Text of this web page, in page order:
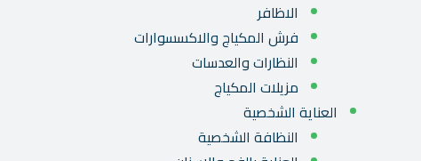
الاظافر
فرش المكياج والاكسسوارات
النظارات والعدسات
مزيلات المكياج
العناية الشخصية
النظافة الشخصية